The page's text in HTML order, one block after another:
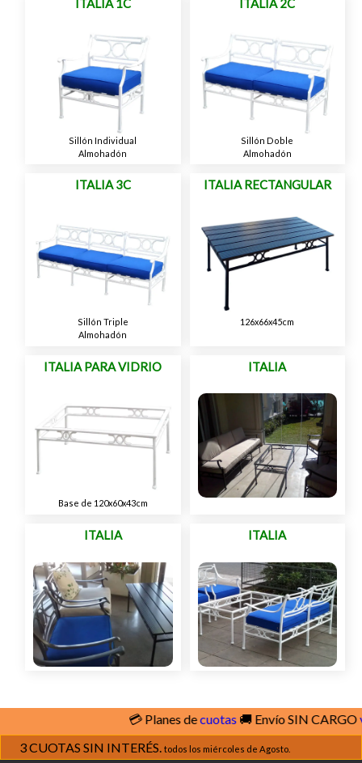
ITALIA 1C
Sillón Individual
Almohadón
ITALIA 2C
Sillón Doble
Almohadón
ITALIA 3C
Sillón Triple
Almohadón
ITALIA RECTANGULAR
126x66x45cm
ITALIA PARA VIDRIO
Base de 120x60x43cm
ITALIA
ITALIA ITALIA
💳 Planes decuotas🚚 Envío SIN CARGO
3 CUOTAS SIN INTERÉS. todos los miércoles de Agosto.